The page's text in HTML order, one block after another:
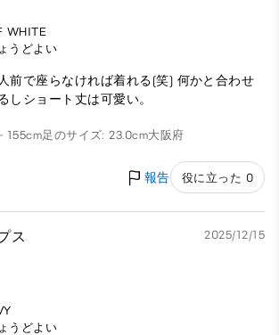
WHITE
うどよい
前で座らなければ着れる(笑) 何かと合わせ
しショート丈は可愛い。
155cm足のサイズ: 23.0cm大阪府
報告 役に立った 0
ス 2025/12/15
うどよい